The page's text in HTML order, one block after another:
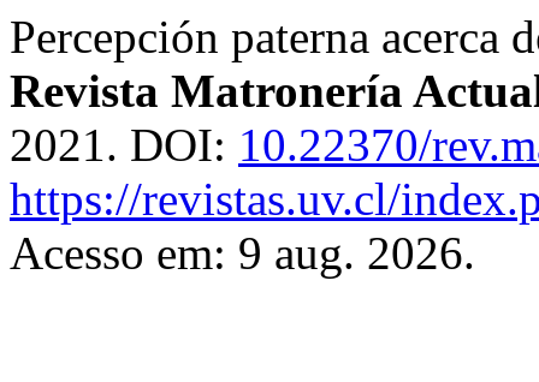
Percepción paterna acerca
Revista Matronería
2021. DOI: 10.22370/
https://revistas.uv.cl/
Acesso em: 9 aug. 2026.